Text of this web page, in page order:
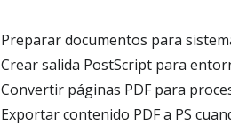
Preparar documentos para
Crear salida PostScript para
Convertir páginas PDF para
Exportar contenido PDF a PS